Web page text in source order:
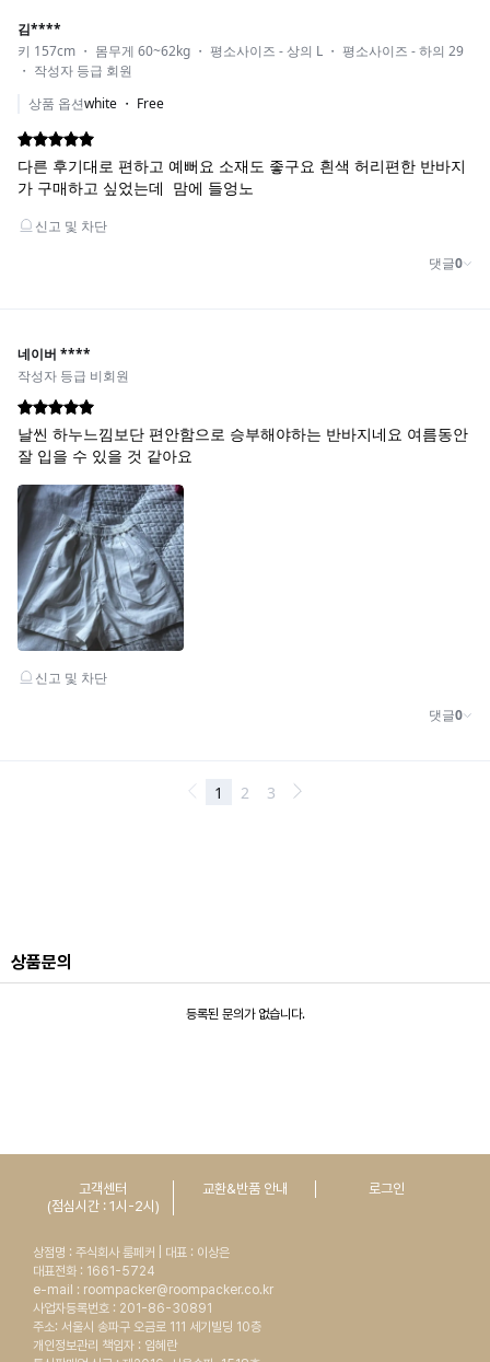
COLOR_NAVY
상품문의
등록된 문의가 없습니다.
고객센터
(점심시간 : 1시-2시)
교환&반품 안내 로그인
상점명 : 주식회사 룸페커 | 대표 : 이상은
대표전화 : 1661-5724
e-mail : roompacker@roompacker.co.kr
사업자등록번호 : 201-86-30891
주소: 서울시 송파구 오금로 111 세기빌딩 10층
개인정보관리 책임자 : 임혜란